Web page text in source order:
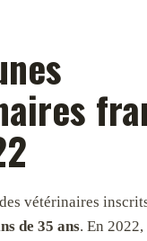
des vétérinaires
de 35 ans. En